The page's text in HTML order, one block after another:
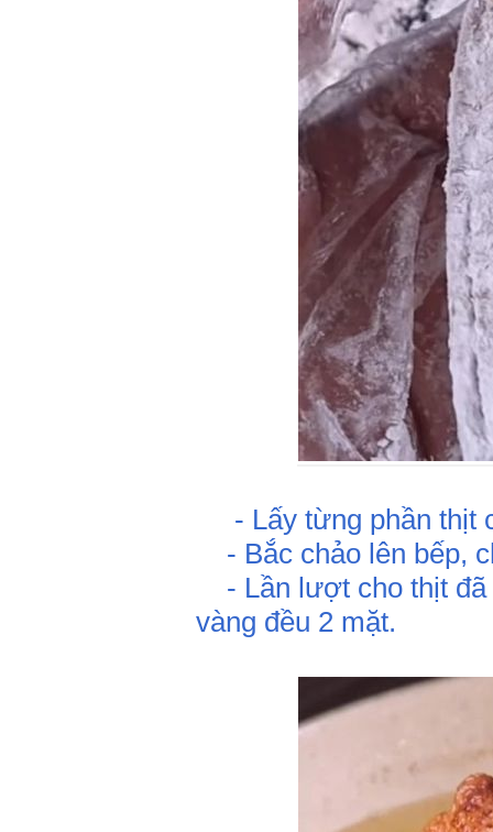
- Lấy từng phần thịt
- Bắc chảo lên bếp,
- Lần lượt cho thịt đã
vàng đều 2 mặt.